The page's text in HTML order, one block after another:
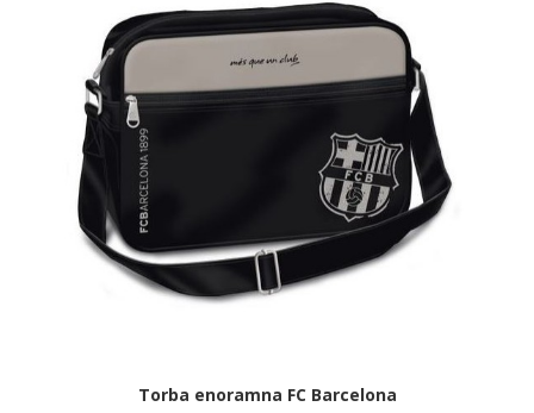
Torba enoramna FC Barcelona